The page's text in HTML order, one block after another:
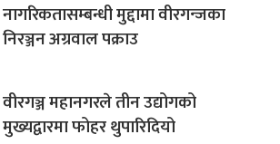
नागरिकतासम्बन्धी मुद्दामा वीरगन्जका
निरञ्जन अग्रवाल पक्राउ
वीरगञ्ज महानगरले तीन उद्योगको
मुख्यद्वारमा फोहर थुपारिदियो